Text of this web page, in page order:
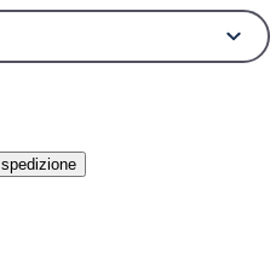
spedizione